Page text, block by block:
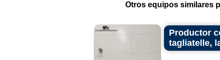
Otros equipos similares
Productor
tagliatelle,